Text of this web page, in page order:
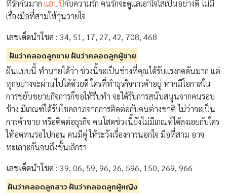
ที่รักกันมาก แฮปปี้กับความรัก คนรักจะดูแลเอาใจใส่เป็นอย่างดี ไม่มี
เรื่องมือที่สามให้วุ่นวายใจ
เลขเด็ดนำโชค : 34, 51, 17, 27, 42, 708, 468
ฝันว่าคลอดลูกชาย ฝันว่าคลอดลูกผู้ชาย
ฝันแบบนี้ ทำนายได้ว่า ช่วงนี้จะเป็นช่วงที่คุณได้รับแรงกดดันมาก แต่
ทุกอย่างจะผ่านไปได้ด้วยดี ใครที่ทำธุรกิจการค้าอยู่ หากมีโอกาสใน
การขยับขยายกิจการก็ขอให้รีบทำ จะได้รับการสนับสนุนจากคนรอบ
ข้าง มีเกณฑ์ได้รับโชคลาภจากการติดต่อกับคนต่างชาติ ไม่ว่าจะเป็น
การค้าขาย หรือติดต่อธุรกิจ คนโสดช่วงนี้ยังไม่มีเกณฑ์ได้ลงเอยกับใคร
ให้อดทนรอไปก่อน คนมีคู่ ให้ระวังเรื่องการนอกใจ มือที่สาม อาจ
ทะเลาะกันจนถึงขั้นเลิกรา
เลขเด็ดนำโชค : 39, 06, 59, 96, 26, 596, 150, 269, 966
ฝันว่าคลอดลูกสาว ฝันว่าคลอดลูกผู้หญิง